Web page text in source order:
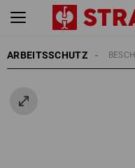
ARBEITSSCHUTZ
HANDSCHUHE